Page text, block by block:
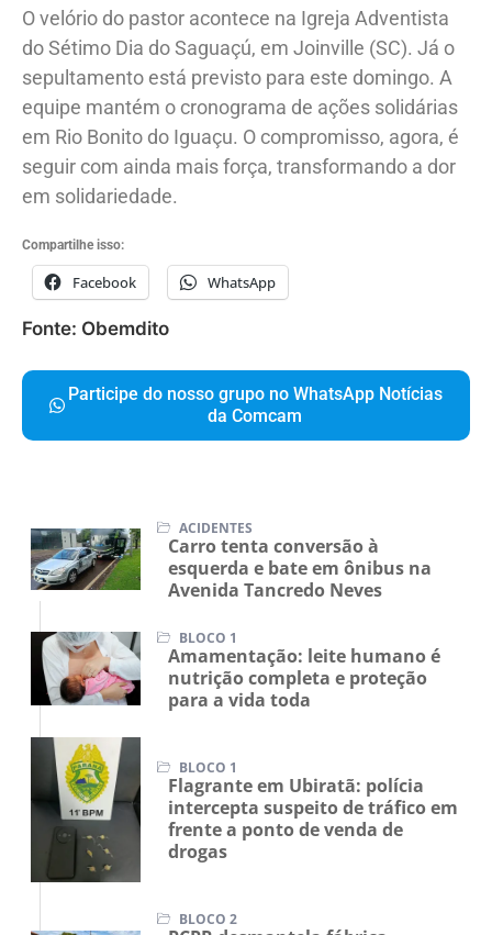
O velório do pastor acontece na Igreja Adventista
do Sétimo Dia do Saguaçú, em Joinville (SC). Já o
sepultamento está previsto para este domingo. A
equipe mantém o cronograma de ações solidárias
em Rio Bonito do Iguaçu. O compromisso, agora, é
seguir com ainda mais força, transformando a dor
em solidariedade.
Compartilhe isso:
Facebook WhatsApp
Fonte: Obemdito
Participe do nosso grupo no WhatsApp Notícias
da Comcam
ACIDENTES
Carro tenta conversão à
esquerda e bate em ônibus na
Avenida Tancredo Neves
BLOCO 1
Amamentação: leite humano é
nutrição completa e proteção
para a vida toda
BLOCO 1
Flagrante em Ubiratã: polícia
intercepta suspeito de tráfico em
frente a ponto de venda de
drogas
BLOCO 2